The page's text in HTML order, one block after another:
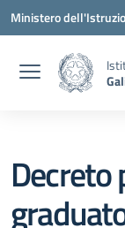
Vai ai contenuti
Vai al menu di
Vai al footer
Ministero
Decreto